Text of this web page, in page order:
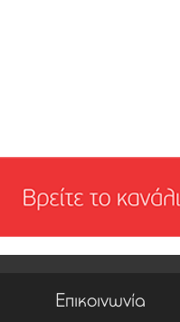
Επικοινωνία